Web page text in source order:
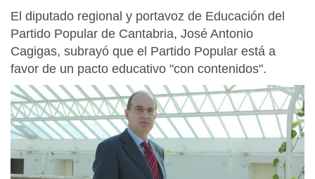
El diputado regional y portavoz de Educación del
Partido Popular de Cantabria, José Antonio
Cagigas, subrayó que el Partido Popular está a
favor de un pacto educativo "con contenidos".